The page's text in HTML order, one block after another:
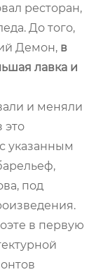
ресторан,
До того,
Демон, в
лавка и
и меняли
это
указанным
под
в первую